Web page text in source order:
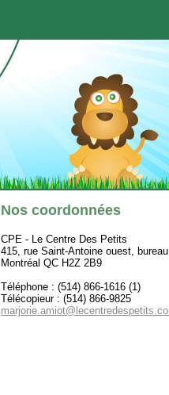
Nos coordonnées
CPE - Le Centre Des Petits
415, rue Saint-Antoine ouest,
Montréal QC H2Z 2B9
Téléphone : (514) 866-1616 (1)
Télécopieur : (514) 866-9825